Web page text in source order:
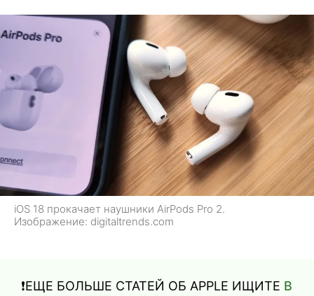
iOS 18 прокачает наушники AirPods Pro 2.
Изображение: digitaltrends.com
❗️ЕЩЕ БОЛЬШЕ СТАТЕЙ ОБ APPLE ИЩИТЕ В